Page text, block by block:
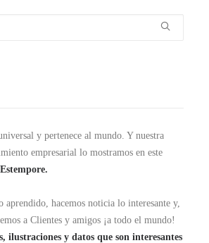
y pertenece al mundo. Y nuestra
empresarial lo mostramos en este
hacemos noticia lo interesante y,
a Clientes y amigos ¡a todo el mundo!
ilustraciones y datos que son interesantes